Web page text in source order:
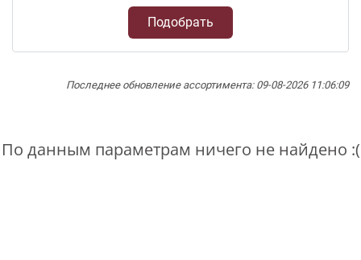
Подобрать
Последнее обновление ассортимента: 09-08-2026 11:06:09
По данным параметрам ничего не найдено :(